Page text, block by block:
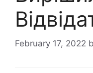
February 17, 2022